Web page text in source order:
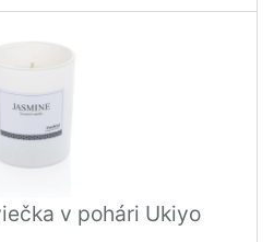
v pohári Ukiyo